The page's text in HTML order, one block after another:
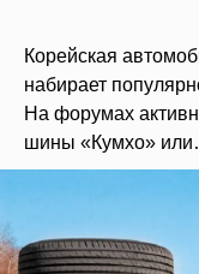
Корейская
набирает
На форумах
шины «Кумхо»